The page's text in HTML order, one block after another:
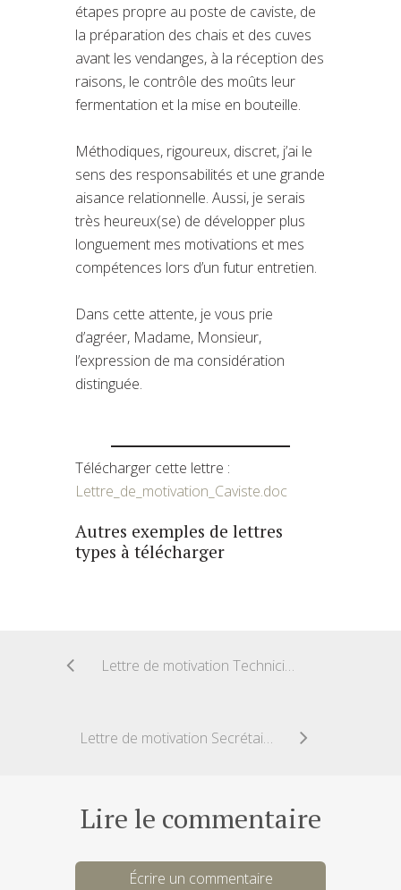
étapes propre au poste de caviste, de
la préparation des chais et des cuves
avant les vendanges, à la réception des
raisons, le contrôle des moûts leur
fermentation et la mise en bouteille.
Méthodiques, rigoureux, discret, j’ai le
sens des responsabilités et une grande
aisance relationnelle. Aussi, je serais
très heureux(se) de développer plus
longuement mes motivations et mes
compétences lors d’un futur entretien.
Dans cette attente, je vous prie
d’agréer, Madame, Monsieur,
l’expression de ma considération
distinguée.
Télécharger cette lettre :
Lettre_de_motivation_Caviste.doc
Autres exemples de lettres
types à télécharger
Lettre de motivation Technicien assistance informatique
Lettre de motivation Secrétaire de documentation
Lire le commentaire
Écrire un commentaire